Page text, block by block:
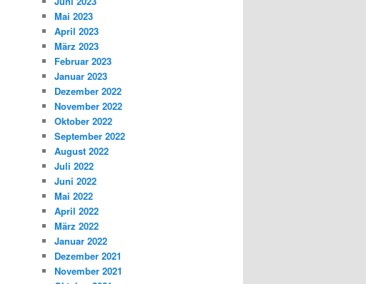
Mai 2023
April 2023
März 2023
Februar 2023
Januar 2023
Dezember 2022
November 2022
Oktober 2022
September 2022
August 2022
Juli 2022
Juni 2022
Mai 2022
April 2022
März 2022
Januar 2022
Dezember 2021
November 2021